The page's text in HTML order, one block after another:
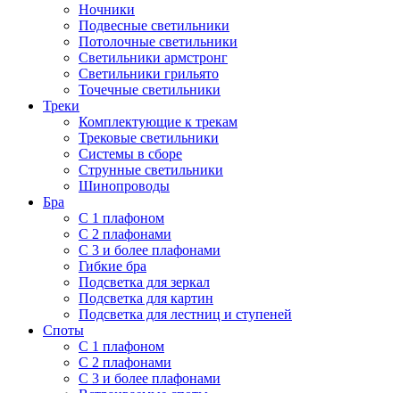
Ночники
Подвесные светильники
Потолочные светильники
Светильники армстронг
Светильники грильято
Точечные светильники
Треки
Комплектующие к трекам
Трековые светильники
Системы в сборе
Струнные светильники
Шинопроводы
Бра
С 1 плафоном
С 2 плафонами
С 3 и более плафонами
Гибкие бра
Подсветка для зеркал
Подсветка для картин
Подсветка для лестниц и ступеней
Споты
С 1 плафоном
С 2 плафонами
С 3 и более плафонами